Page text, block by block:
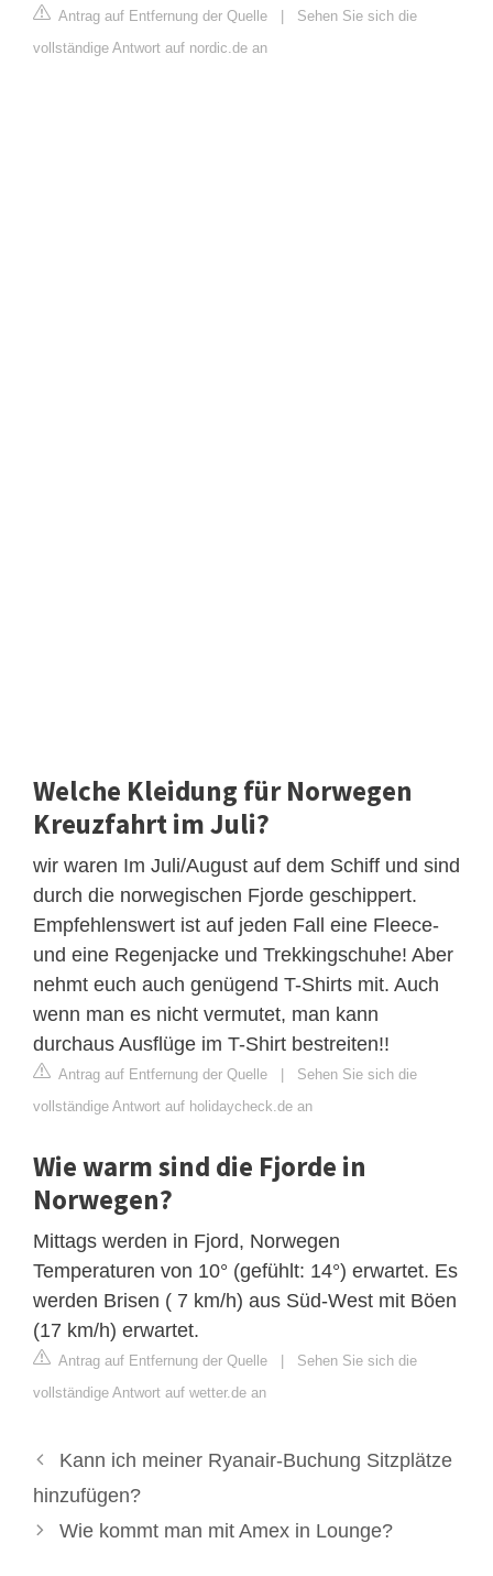
Antrag auf Entfernung der Quelle | Sehen Sie sich die
vollständige Antwort auf nordic.de an
Welche Kleidung für Norwegen
Kreuzfahrt im Juli?
wir waren Im Juli/August auf dem Schiff und sind
durch die norwegischen Fjorde geschippert.
Empfehlenswert ist auf jeden Fall eine Fleece-
und eine Regenjacke und Trekkingschuhe! Aber
nehmt euch auch genügend T-Shirts mit. Auch
wenn man es nicht vermutet, man kann
durchaus Ausflüge im T-Shirt bestreiten!!
Antrag auf Entfernung der Quelle | Sehen Sie sich die
vollständige Antwort auf holidaycheck.de an
Wie warm sind die Fjorde in
Norwegen?
Mittags werden in Fjord, Norwegen
Temperaturen von 10° (gefühlt: 14°) erwartet. Es
werden Brisen ( 7 km/h) aus Süd-West mit Böen
(17 km/h) erwartet.
Antrag auf Entfernung der Quelle | Sehen Sie sich die
vollständige Antwort auf wetter.de an
Kann ich meiner Ryanair-Buchung Sitzplätze
hinzufügen?
Wie kommt man mit Amex in Lounge?